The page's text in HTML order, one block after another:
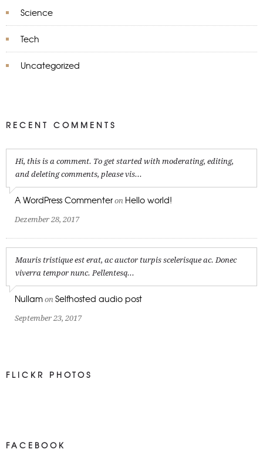
Science
Tech
Uncategorized
RECENT COMMENTS
Hi, this is a comment. To get started with moderating, editing,
and deleting comments, please vis...
A WordPress Commenter on Hello world!
Dezember 28, 2017
Mauris tristique est erat, ac auctor turpis scelerisque ac. Donec
viverra tempor nunc. Pellentesq...
Nullam on Selfhosted audio post
September 23, 2017
FLICKR PHOTOS
FACEBOOK